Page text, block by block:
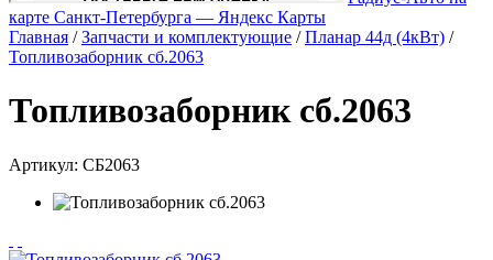
карте Санкт‑Петербурга — Яндекс Карты
Главная /Запчасти и комплектующие /Планар 44д (4кВт) /
Топливозаборник сб.2063
Топливозаборник сб.2063
Артикул: СБ2063